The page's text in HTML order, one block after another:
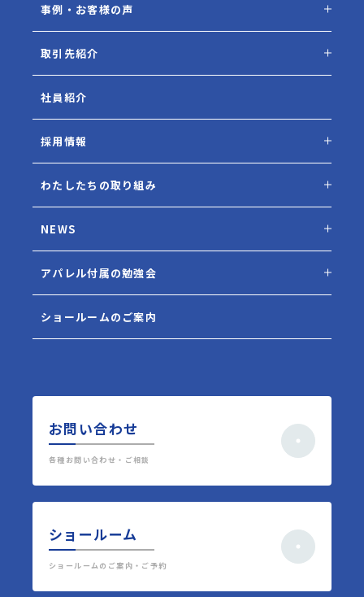
事例・お客様の声
取引先紹介
社員紹介
採用情報
わたしたちの取り組み
NEWS
アパレル付属の勉強会
ショールームのご案内
お問い合わせ
各種お問い合わせ・ご相談
ショールーム
ショールームのご案内・ご予約